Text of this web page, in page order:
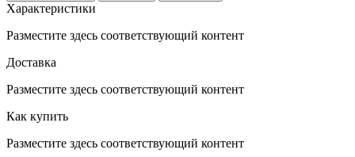
Характеристики
Разместите здесь соответствующий контент
Доставка
Разместите здесь соответствующий контент
Как купить
Разместите здесь соответствующий контент